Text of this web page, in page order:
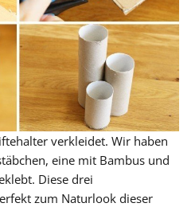
verkleidet. Wir haben
eine mit Bambus und
Diese drei
zum Naturlook dieser